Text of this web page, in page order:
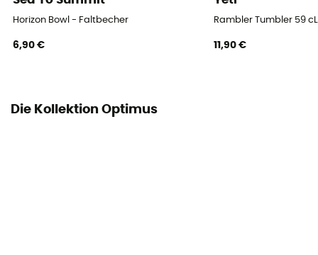
Horizon Bowl - Faltbecher
6,90 €
Rambler Tumbler 59
11,90 €
Die Kollektion Optimus